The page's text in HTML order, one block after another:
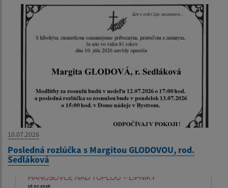
10.07.2026
Posledná rozlúčka s Margitou GLODOVOU, rod.
Sedláková